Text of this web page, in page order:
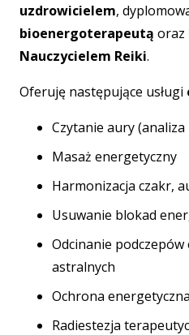
uzdrowicielem,
bioenergoterapeutą oraz
Nauczycielem Reiki.
Oferuję następujące usługi
Czytanie aury
Masaż energetyczny
Harmonizacja czakr,
Usuwanie blokad
Odcinanie
astralnych
Ochrona energetyczna
Radiestezja